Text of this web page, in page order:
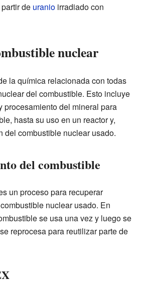
de uranio irradiado con
nuclear
la química relacionada con todas
del combustible. Esto incluye
procesamiento del mineral para
hasta su uso en un reactor y,
del combustible nuclear usado.
del combustible
un proceso para recuperar
nuclear usado. En
se usa una vez y luego se
reprocesa para reutilizar parte de